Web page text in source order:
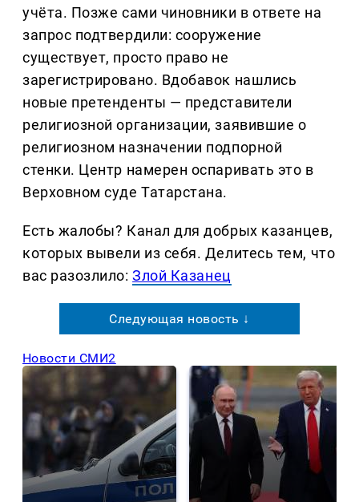
учёта. Позже сами чиновники в ответе на
запрос подтвердили: сооружение
существует, просто право не
зарегистрировано. Вдобавок нашлись
новые претенденты — представители
религиозной организации, заявившие о
религиозном назначении подпорной
стенки. Центр намерен оспаривать это в
Верховном суде Татарстана.
Есть жалобы? Канал для добрых казанцев,
которых вывели из себя. Делитеcь тем, что
вас разозлило:Злой Казанец
Следующая новость ↓
Новости СМИ2